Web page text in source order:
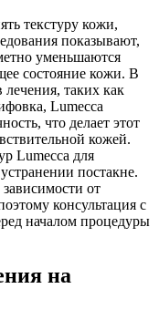
текстуру кожи,
показывают,
уменьшаются
состояние кожи. В
лечения, таких как
Lumecca
что делает этот
кожей.
Lumecca для
постакне.
от
консультация с
началом процедуры
на